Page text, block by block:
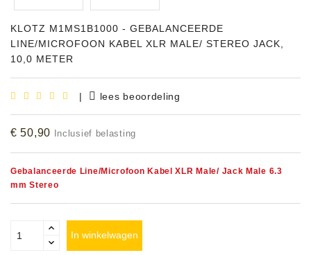
MODELLEN
OPRUIMING
OCCASIONS
DEMONSTRATIES
KLOTZ M1MS1B1000 - GEBALANCEERDE
LINE/MICROFOON KABEL XLR MALE/ STEREO JACK,
10,0 METER
| lees beoordeling
€ 50,90 Inclusief belasting
Gebalanceerde Line/Microfoon Kabel XLR Male/ Jack Male 6.3
mm Stereo
In winkelwagen